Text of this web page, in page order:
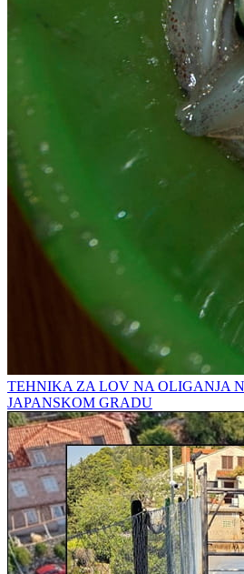
TEHNIKA ZA LOV NA OLIGANJA
JAPANSKOM GRADU